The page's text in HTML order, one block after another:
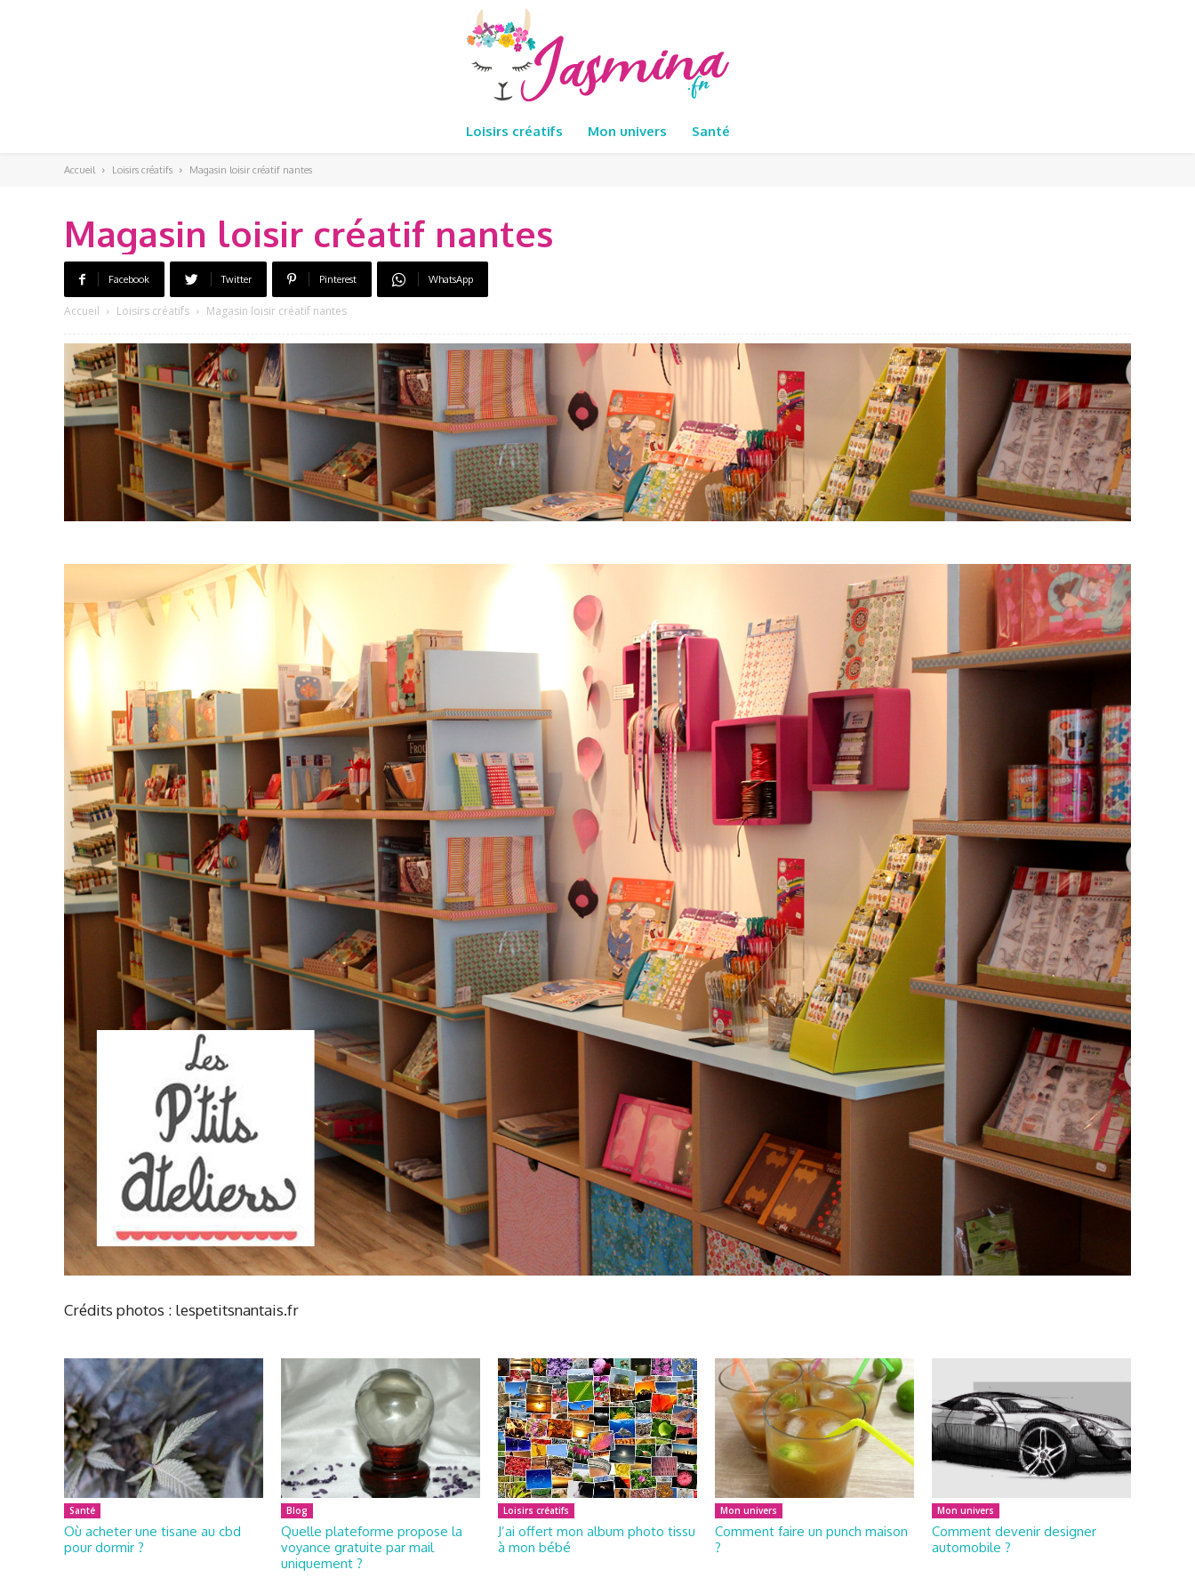
Loisirs créatifs Mon univers Santé
Accueil Loisirs créatifs Magasin loisir créatif nantes
Magasin loisir créatif nantes
Facebook Twitter Pinterest WhatsApp
Accueil Loisirs créatifs Magasin loisir créatif nantes
Crédits photos : lespetitsnantais.fr
Santé
Où acheter une tisane au cbd
pour dormir ?
Blog
Quelle plateforme propose la
voyance gratuite par mail
uniquement ?
Loisirs créatifs
J’ai offert mon album photo tissu
à mon bébé
Mon univers
Comment faire un punch maison
?
Mon univers
Comment devenir designer
automobile ?